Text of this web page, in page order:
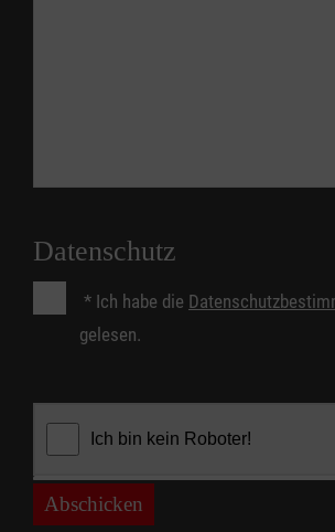
Datenschutz
* Ich habe die
gelesen.
Abschicken